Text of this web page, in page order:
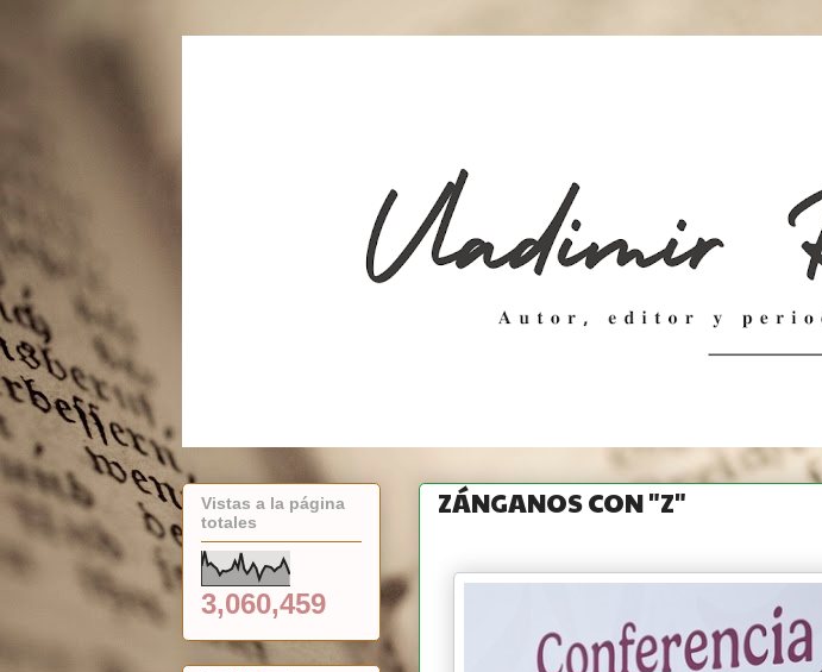
ZÁNGANOS CON "Z"
Vistas a la página
totales
3,060,459